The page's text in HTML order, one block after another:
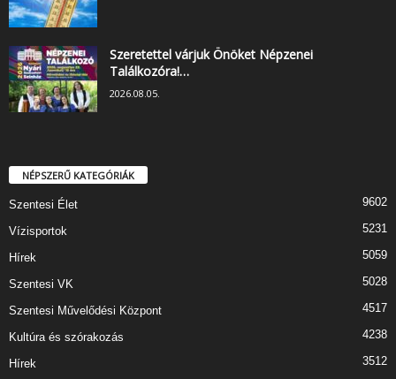
Szeretettel várjuk Önöket Népzenei
Találkozóra!…
2026.08.05.
NÉPSZERŰ KATEGÓRIÁK
Szentesi Élet 9602
Vízisportok 5231
Hírek 5059
Szentesi VK 5028
Szentesi Művelődési Központ 4517
Kultúra és szórakozás 4238
Hírek 3512